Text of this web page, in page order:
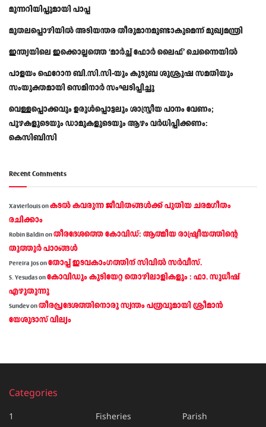
മുന്നറിയിപ്പുമായി പാപ്പ
മുതലപ്പൊഴിയിൽ അടിയന്തര തീരുമാനമുണ്ടാകുമെന്ന് മുഖ്യമന്ത്രി
ഇന്ത്യയിലെ ഇക്കൊല്ലത്തെ ‘മാർച്ച് ഫോർ ലൈഫ്’ ചെന്നൈയിൽ
പാളയം ഫെറോന ബി.സി.സി-യും കുടുബ ശുശ്രൂഷ സമതിയും
സംയുക്തമായി സെമിനാർ സംഘടിപ്പിച്ചു
വെള്ളപ്പൊക്കവും ഉരുള്‍പ്പൊട്ടലും ശാസ്ത്രീയ പഠനം വേണം;
പുഴകളുടെയും ഡാമുകളുടെയും ആഴം വര്‍ധിപ്പിക്കണം:
കെസിബിസി
Recent Comments
Xavierlouisonകടല്‍ കവരുന്ന ജീവിതങ്ങള്‍ക്ക് പുതിയ ചരമഗീതം
രചിക്കാം
Robin Baldinonതീരദേശത്തെ കോവിഡ്: ആത്മീയ രാഷ്ട്രീയത്തിന്റെ
തൂത്തൂര്‍ പാഠങ്ങൾ
Pereira Josonതോപ്പ് ഇടവകാംഗത്തിന് സിവിൽ സർവീസ്.
S. Yesudasonകോവിഡും കുടിയേറ്റ തൊഴിലാളികളും : ഫാ. സുധീഷ്
എഴുതുന്നു
Sundevonതീരപ്രദേശത്തിനൊരു സ്വന്തം പത്രവുമായി ശ്രീമാന്‍
യേശുദാസ് വില്യം
Categories
1
Fisheries
Parish